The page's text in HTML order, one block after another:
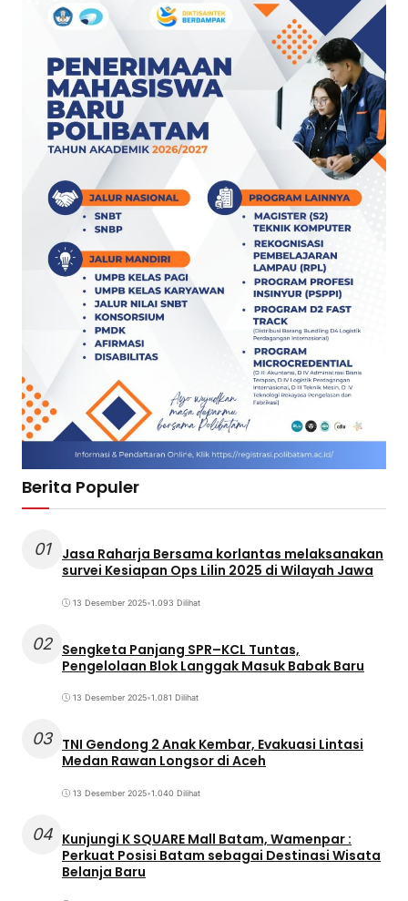
Berita Populer
01
Jasa Raharja Bersama korlantas melaksanakan
survei Kesiapan Ops Lilin 2025 di Wilayah Jawa
13 Desember 2025•1.093 Dilihat
02 Sengketa Panjang SPR–KCL Tuntas,
Pengelolaan Blok Langgak Masuk Babak Baru
13 Desember 2025•1.081 Dilihat
03 TNI Gendong 2 Anak Kembar, Evakuasi Lintasi
Medan Rawan Longsor di Aceh
13 Desember 2025•1.040 Dilihat
04 Kunjungi K SQUARE Mall Batam, Wamenpar :
Perkuat Posisi Batam sebagai Destinasi Wisata
Belanja Baru